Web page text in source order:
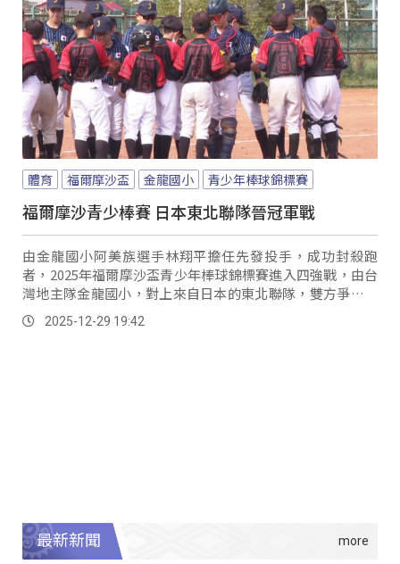
體育 福爾摩沙盃 金龍國小 青少年棒球錦標賽
福爾摩沙青少棒賽 日本東北聯隊晉冠軍戰
由金龍國小阿美族選手林翔平擔任先發投手，成功封殺跑
者，2025年福爾摩沙盃青少年棒球錦標賽進入四強戰，由台
灣地主隊金龍國小，對上來自日本的東北聯隊，雙方爭奪冠
軍戰門票。
2025-12-29 19:42
最新新聞